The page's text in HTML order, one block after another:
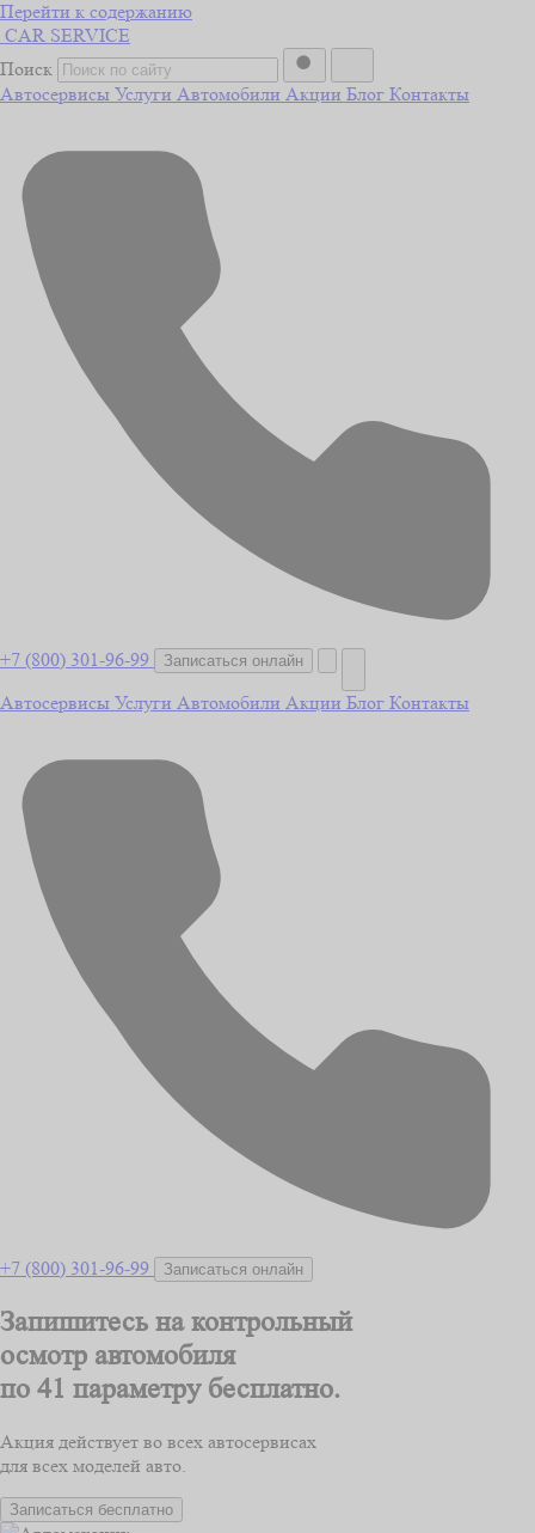
Перейти к содержанию
CAR SERVICE
Поиск
Автосервисы Услуги Автомобили Акции Блог Контакты
+7 (800) 301-96-99 Записаться онлайн
Автосервисы Услуги Автомобили Акции Блог Контакты
+7 (800) 301-96-99 Записаться онлайн
Запишитесь на контрольный
осмотр автомобиля
по 41 параметру бесплатно.
Акция действует во всех автосервисах
для всех моделей авто.
Записаться бесплатно